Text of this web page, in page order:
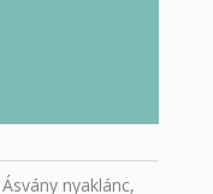
Ásvány nyaklánc,